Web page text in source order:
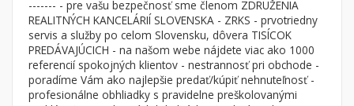
Pozemok
Stavebné pozemky
Bývanie a rekreácia
Priemyselný pozemok
Poľnohospodárske pozemky
------- - pre vašu bezpečnosť sme členom ZDRUŽENIA
REALITNÝCH KANCELÁRIÍ SLOVENSKA - ZRKS - prvotriedny
servis a služby po celom Slovensku, dôvera TISÍCOK
PREDÁVAJÚCICH - na našom webe nájdete viac ako 1000
referencií spokojných klientov - nestrannosť pri obchode -
poradíme Vám ako najlepšie predať/kúpiť nehnuteľnosť -
profesionálne obhliadky s pravidelne preškolovanými